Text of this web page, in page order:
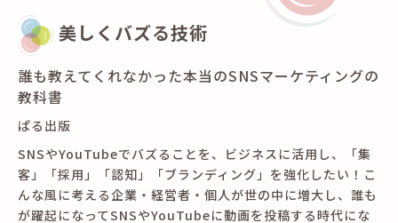
美しくバズる技術
誰も教えてくれなかった本当のSNSマーケティングの
教科書
ぱる出版
SNSやYouTubeでバズることを、ビジネスに活用し、「集
客」「採用」「認知」「ブランディング」を強化したい！こ
んな風に考える企業・経営者・個人が世の中に増大し、誰も
が躍起になってSNSやYouTubeに動画を投稿する時代にな